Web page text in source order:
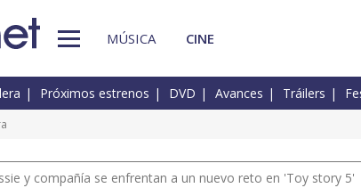
MÚSICA CINE
Próximos estrenos DVD Avances Tráilers
y compañía se enfrentan a un nuevo reto en 'Toy story 5'